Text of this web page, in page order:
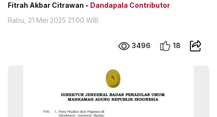
Fitrah Akbar Citrawan - Dandapala Contributor
Rabu, 21 Mei 2025 21:00 WIB
3496 18